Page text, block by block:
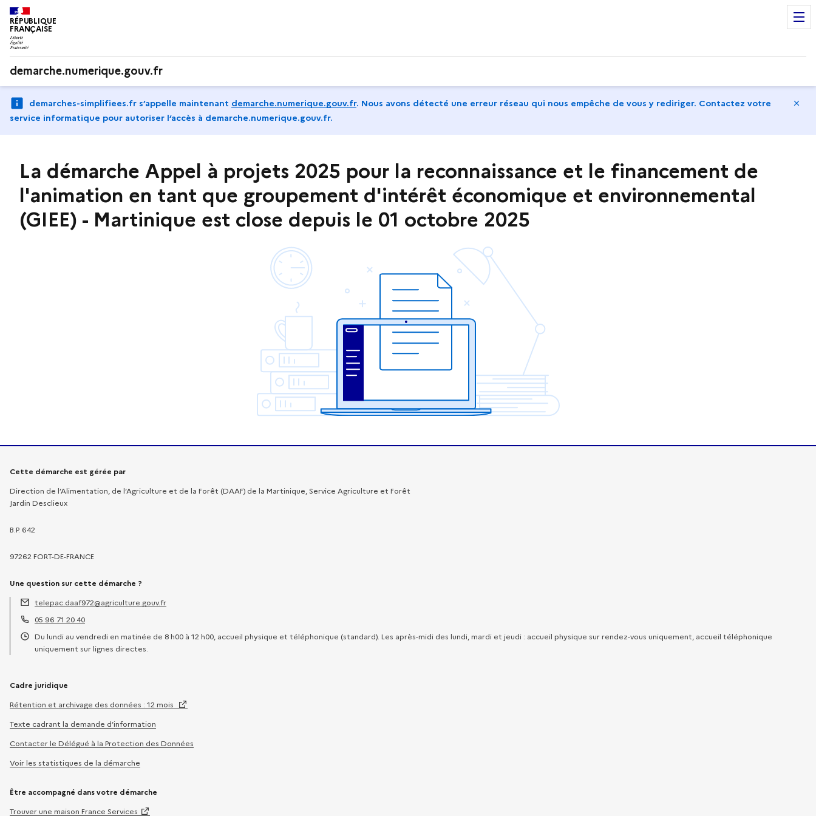
RÉPUBLIQUE
FRANÇAISE
demarche.numerique.gouv.fr
demarches-simplifiees.fr s’appelle maintenant demarche.numerique.gouv.fr. Nous avons détecté une erreur réseau qui nous empêche de vous y rediriger. Contactez votre
service informatique pour autoriser l‘accès à demarche.numerique.gouv.fr.
La démarche Appel à projets 2025 pour la reconnaissance et le financement de
l'animation en tant que groupement d'intérêt économique et environnemental
(GIEE) - Martinique est close depuis le 01 octobre 2025
Informations sur la démarche
Cette démarche est gérée par
Direction de l’Alimentation, de l’Agriculture et de la Forêt (DAAF) de la Martinique, Service Agriculture et Forêt
Jardin Desclieux
B.P. 642
97262 FORT-DE-FRANCE
Une question sur cette démarche ?
Adresse électronique :
telepac.daaf972@agriculture.gouv.fr
Téléphone :
05 96 71 20 40
Horaires :
Du lundi au vendredi en matinée de 8 h00 à 12 h00, accueil physique et téléphonique (standard). Les après-midi des lundi, mardi et jeudi : accueil physique sur rendez-vous uniquement, accueil téléphonique
uniquement sur lignes directes.
Cadre juridique
Rétention et archivage des données : 12 mois
Texte cadrant la demande d’information
Contacter le Délégué à la Protection des Données
Voir les statistiques de la démarche
Être accompagné dans votre démarche
Trouver une maison France Services